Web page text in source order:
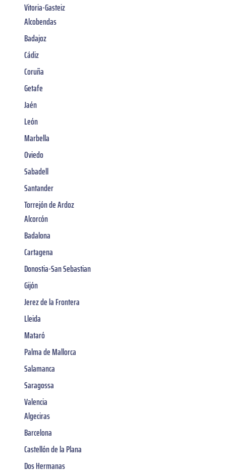
Vitoria-Gasteiz
Alcobendas
Badajoz
Cádiz
Coruña
Getafe
Jaén
León
Marbella
Oviedo
Sabadell
Santander
Torrejón de Ardoz
Alcorcón
Badalona
Cartagena
Donostia-San Sebastian
Gijón
Jerez de la Frontera
Lleida
Mataró
Palma de Mallorca
Salamanca
Saragossa
Valencia
Algeciras
Barcelona
Castellón de la Plana
Dos Hermanas